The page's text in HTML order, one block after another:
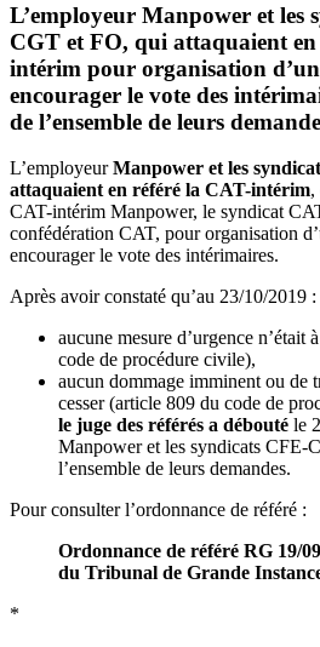
L’employeur Manpower et les
CGT et FO, qui attaquaient en
intérim pour organisation
encourager le vote des
de l’ensemble de leurs
L’employeurManpower et les
attaquaient en référé la CAT-intérim,
CAT-intérim Manpower, le syndicat
confédération CAT, pour organisation
encourager le vote des intérimaires.
Après avoir constaté qu’au 23/10/2019 :
aucune mesure d’urgence n’était
code de procédure civile),
aucun dommage imminent ou de
cesser (article 809 du code de
le juge des référés a débouté le
Manpower et les syndicats CFE-
l’ensemble de leurs demandes.
Pour consulter l’ordonnance de référé :
Ordonnance de référé RG 19/
du Tribunal de Grande
*